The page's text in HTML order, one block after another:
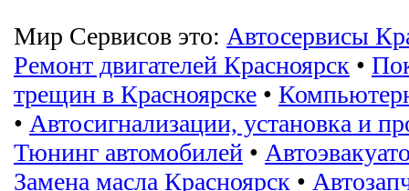
Мир Сервисов это: Автосервисы
Ремонт двигателей Красноярск •
трещин в Красноярске •
• Автосигнализации, установка и
Тюнинг автомобилей •
Замена масла Красноярск •